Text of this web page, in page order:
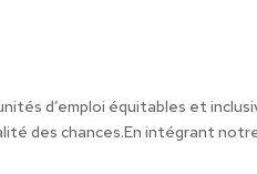
d’emploi équitables et
des chances.En intégrant